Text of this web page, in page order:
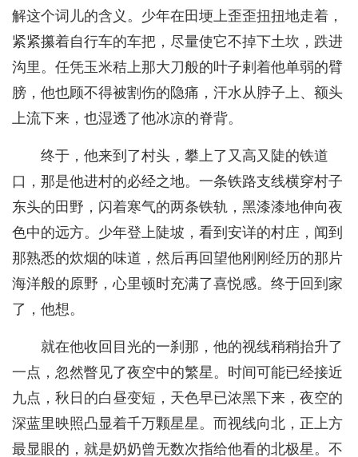
解这个词儿的含义。少年在田埂上歪歪扭扭地走着，
紧紧攥着自行车的车把，尽量使它不掉下土坎，跌进
沟里。任凭玉米秸上那大刀般的叶子剌着他单弱的臂
膀，他也顾不得被割伤的隐痛，汗水从脖子上、额头
上流下来，也湿透了他冰凉的脊背。
终于，他来到了村头，攀上了又高又陡的铁道
口，那是他进村的必经之地。一条铁路支线横穿村子
东头的田野，闪着寒气的两条铁轨，黑漆漆地伸向夜
色中的远方。少年登上陡坡，看到安详的村庄，闻到
那熟悉的炊烟的味道，然后再回望他刚刚经历的那片
海洋般的原野，心里顿时充满了喜悦感。终于回到家
了，他想。
就在他收回目光的一刹那，他的视线稍稍抬升了
一点，忽然瞥见了夜空中的繁星。时间可能已经接近
九点，秋日的白昼变短，天色早已浓黑下来，夜空的
深蓝里映照凸显着千万颗星星。而视线向北，正上方
最显眼的，就是奶奶曾无数次指给他看的北极星。不